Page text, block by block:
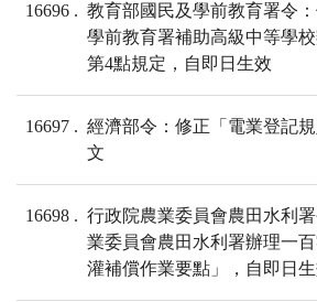
16696
教育部國民及學前教育署令
學前教育署補助高級中等學校
第4點規定，自即日生效
16697
經濟部令：修正「電業登記
文
16698
行政院農業委員會農田水利
業委員會農田水利署辦理一
灌補償作業要點」，自即日